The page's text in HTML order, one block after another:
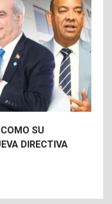
SU
DIRECTIVA